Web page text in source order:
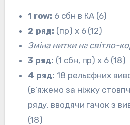
1 row: 6 сбн в КА (6)
2 ряд: (пр) х 6 (12)
Зміна нитки на світло-
3 ряд: (1 сбн, пр) х 6 (18)
4 ряд: 18 рельєфних
(в’яжемо за ніжку
ряду, вводячи гачок з
(18)